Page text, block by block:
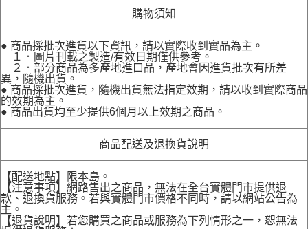
購物須知
● 商品採批次進貨以下資訊，請以實際收到實品為主。
１．圖片刊載之製造/有效日期僅供參考。
２．部分商品為多產地進口品，產地會因進貨批次有所差
異，隨機出貨。
● 商品採批次進貨，隨機出貨無法指定效期，請以收到實際商品
的效期為主。
● 商品出貨均至少提供6個月以上效期之商品。
商品配送及退換貨說明
【配送地點】限本島。
【注意事項】網路售出之商品，無法在全台實體門市提供退
款、退換貨服務。若與實體門市價格不同時，請以網站公告為
主。
【退貨說明】若您購買之商品或服務為下列情形之一，恕無法